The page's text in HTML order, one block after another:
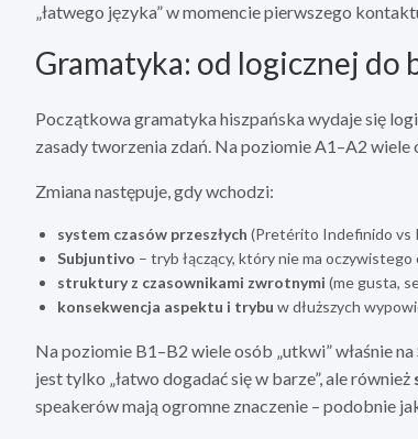
„łatwego języka” w momencie pierwszego
Gramatyka: od logicznej do
Początkowa gramatyka hiszpańska wydaje się
zasady tworzenia zdań. Na poziomie A1–A2
Zmiana następuje, gdy wchodzi:
system czasów przeszłych (Pretérito Indefinido vs
Subjuntivo – tryb łączący, który nie ma
struktury z czasownikami zwrotnymi (me gusta,
konsekwencja aspektu i trybu w dłuższych
Na poziomie B1–B2 wiele osób „utkwi” właśnie
jest tylko „łatwo dogadać się w barze”, ale również
speakerów mają ogromne znaczenie – podobnie